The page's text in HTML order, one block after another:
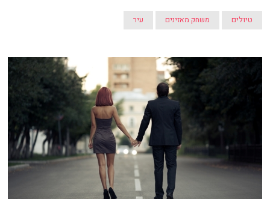
טיולים משחק מאזינים עיר